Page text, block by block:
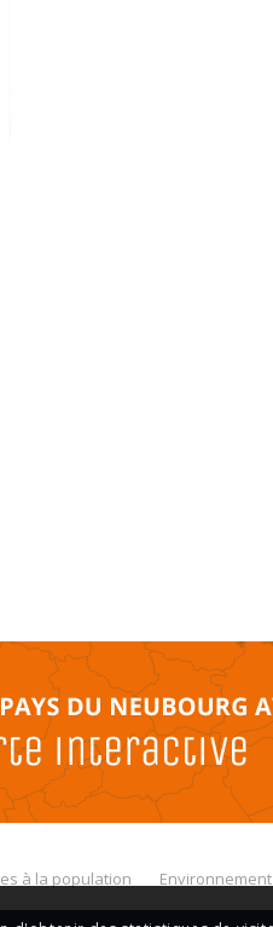
à la population Environnement